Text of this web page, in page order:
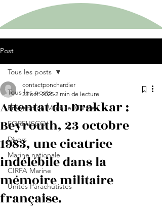
Post
Tous les posts
Préparation Militaire Marine
FORFUSCO
Divers
Marine nationale
CIRFA Marine
Unités Parachutistes
Tous les posts
Attentat du Drakkar :
Beyrouth, 23 octobre
1983, une cicatrice
indélébile dans la
mémoire militaire
française.
contactponchardier
23 oct. 2025 2 min de lecture